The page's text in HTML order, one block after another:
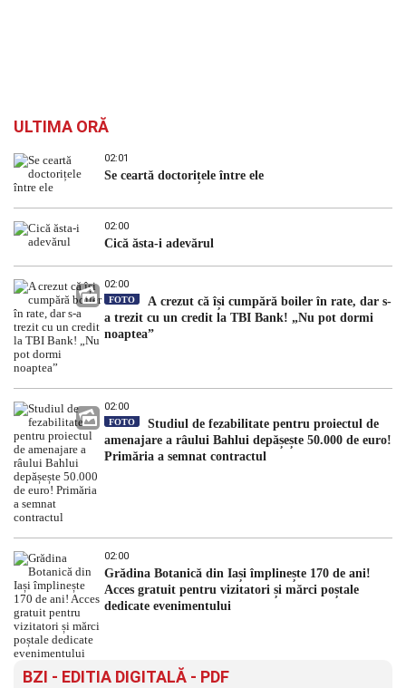
ULTIMA ORĂ
02:01
Se ceartă doctorițele între ele
02:00
Cică ăsta-i adevărul
02:00
FOTO
A crezut că își cumpără boiler în rate, dar s-
a trezit cu un credit la TBI Bank! „Nu pot dormi
noaptea”
02:00
FOTO
Studiul de fezabilitate pentru proiectul de
amenajare a râului Bahlui depășește 50.000 de euro!
Primăria a semnat contractul
02:00
Grădina Botanică din Iași împlinește 170 de ani!
Acces gratuit pentru vizitatori și mărci poștale
dedicate evenimentului
BZI - EDITIA DIGITALĂ - PDF